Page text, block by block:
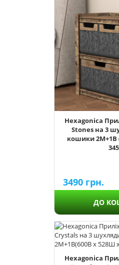
Hexagonica
Stones на 3
кошики 2М+1В
3490 грн.
ДО
Hexagonica